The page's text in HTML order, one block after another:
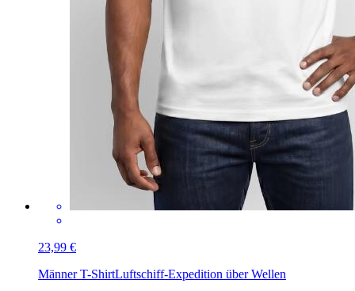
23,99 €
Männer T-ShirtLuftschiff-Expedition über Wellen